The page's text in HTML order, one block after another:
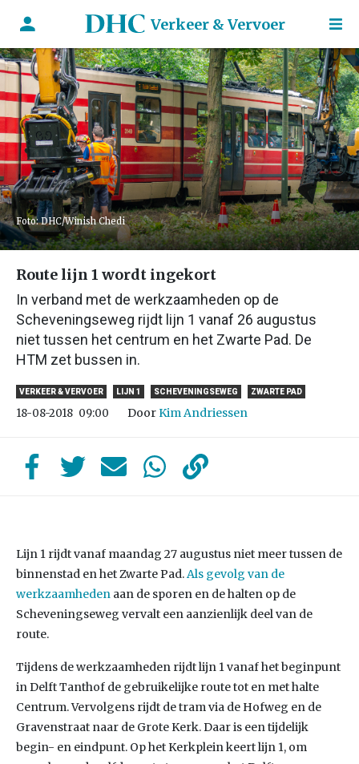
Verkeer & Vervoer
Foto: DHC/Winish Chedi
Route lijn 1 wordt ingekort
In verband met de werkzaamheden op de
Scheveningseweg rijdt lijn 1 vanaf 26 augustus
niet tussen het centrum en het Zwarte Pad. De
HTM zet bussen in.
VERKEER & VERVOER LIJN 1 SCHEVENINGSEWEG ZWARTE PAD
18-08-2018 09:00 DoorKim Andriessen
Lijn 1 rijdt vanaf maandag 27 augustus niet meer tussen de
binnenstad en het Zwarte Pad.Als gevolg van de
werkzaamheden aan de sporen en de halten op de
Scheveningseweg vervalt een aanzienlijk deel van de
route.
Tijdens de werkzaamheden rijdt lijn 1 vanaf het beginpunt
in Delft Tanthof de gebruikelijke route tot en met halte
Centrum. Vervolgens rijdt de tram via de Hofweg en de
Gravenstraat naar de Grote Kerk. Daar is een tijdelijk
begin- en eindpunt. Op het Kerkplein keert lijn 1, om